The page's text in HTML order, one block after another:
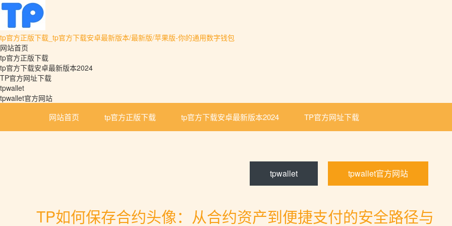
tp官方正版下载_tp官方下载安卓最新版本/最新版/苹果版-你的通用数字钱包
网站首页
tp官方正版下载
tp官方下载安卓最新版本2024
TP官方网址下载
tpwallet
tpwallet官方网站
网站首页 tp官方正版下载 tp官方下载安卓最新版本2024 TP官方网址下载
tpwallet tpwallet官方网站
TP如何保存合约头像：从合约资产到便捷支付的安全路径与